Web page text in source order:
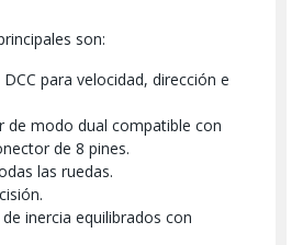
son:
para velocidad, dirección e
de modo dual compatible con
de 8 pines.
las ruedas.
inercia equilibrados con